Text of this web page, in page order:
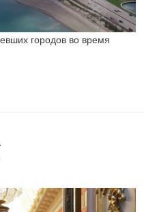
городов во время